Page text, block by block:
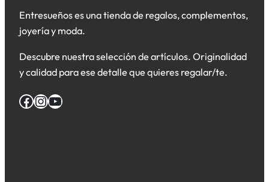
Entresueños es una tienda de regalos, complementos,
joyería y moda.
Descubre nuestra selección de artículos. Originalidad
y calidad para ese detalle que quieres regalar/te.
Facebook InstagramYouTube